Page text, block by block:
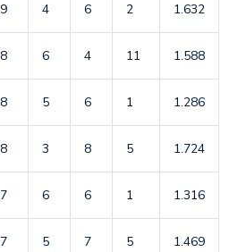
9 4 6 2 1.632
8 6 4 11 1.588
8 5 6 1 1.286
8 3 8 5 1.724
7 6 6 1 1.316
7 5 7 5 1.469